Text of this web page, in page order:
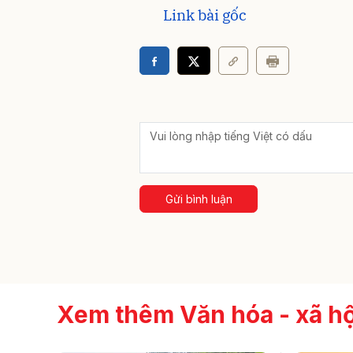
Link bài gốc
Gửi bình luận
Xem thêm Văn hóa - xã